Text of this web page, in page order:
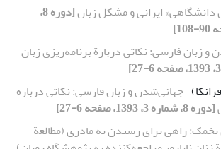
دانشگاهی» ایرانی و مشکل زبان
[دوره 8،
زبان فارسی: نکاتی دربارة برنامه‌ریزی زبان
جهانی‌شدن و زبان فارسی: نکاتی دربارة
[دوره 8، شماره 3، 1393، صفحه 6-27]
تخمک: راهی برای رسیدن به مادری (مطالعة